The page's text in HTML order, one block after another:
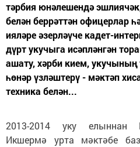
тәрбия юнәлешендә
белән беррәттән офицерлар
ияләре әзерләүче кадет-
дүрт укучыга исәпләнгән
ашату, хәрби кием, укучының
һөнәр үзләштерү - мәктәп
техника белән...
2013-2014 уку елыннан
Икшермә урта мәктәбе